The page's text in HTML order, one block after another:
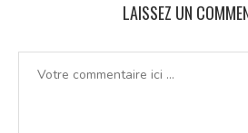
LAISSEZ UN